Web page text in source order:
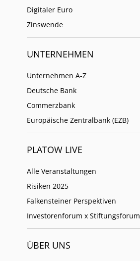
Digitaler Euro
Zinswende
UNTERNEHMEN
Unternehmen A-Z
Deutsche Bank
Commerzbank
Europäische Zentralbank (EZB)
PLATOW LIVE
Alle Veranstaltungen
Risiken 2025
Falkensteiner Perspektiven
Investorenforum x Stiftungsforum
ÜBER UNS